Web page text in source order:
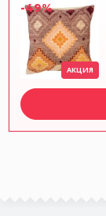
-49%
АКЦИЯ